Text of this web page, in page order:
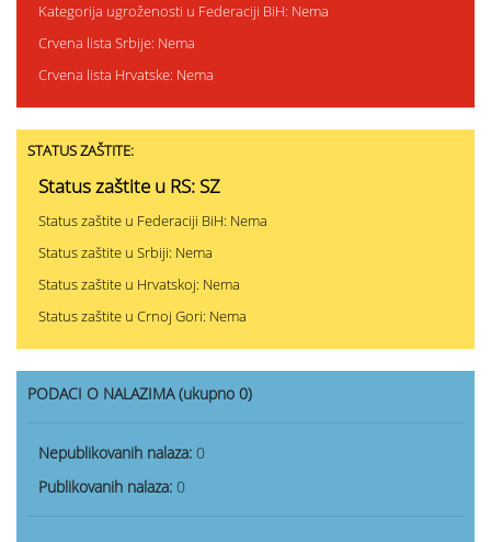
Kategorija ugroženosti u Federaciji BiH: Nema
Crvena lista Srbije: Nema
Crvena lista Hrvatske: Nema
STATUS ZAŠTITE:
Status zaštite u RS: SZ
Status zaštite u Federaciji BiH: Nema
Status zaštite u Srbiji: Nema
Status zaštite u Hrvatskoj: Nema
Status zaštite u Crnoj Gori: Nema
PODACI O NALAZIMA (ukupno 0)
Nepublikovanih nalaza: 0
Publikovanih nalaza: 0